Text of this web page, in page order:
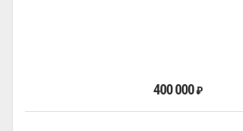
400 000₽